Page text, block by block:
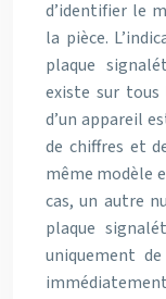
d’identifier le
la pièce.
plaque
existe sur tous
d’un appareil
de chiffres et
même modèle
cas, un autre
plaque
uniquement